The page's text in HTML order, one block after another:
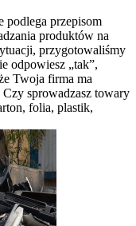
podlega przepisom
produktów na
przygotowaliśmy
odpowiesz „tak”,
Twoja firma ma
sprowadzasz towary
folia, plastik,